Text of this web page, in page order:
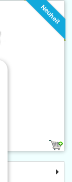
Neuheit